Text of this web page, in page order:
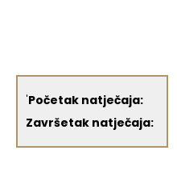
'Početak natječaja:
Završetak natječaja: